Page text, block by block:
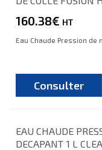
160.38€ HT
Eau Chaude Pression de
Consulter
EAU CHAUDE
DECAPANT 1 L